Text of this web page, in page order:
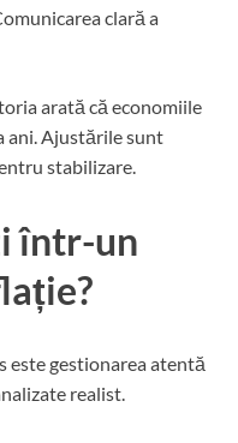
clară a
arată că economiile
ani. Ajustările sunt
stabilizare.
într-un
este gestionarea atentă
realist.